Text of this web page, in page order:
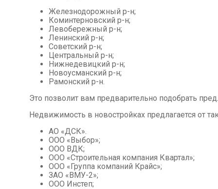
Железнодорожный р-н;
Коминтерновский р-н;
Левобережный р-н;
Ленинский р-н;
Советский р-н;
Центральный р-н;
Нижнедевицкий р-н;
Новоусманский р-н;
Рамонский р-н.
Это позволит вам предварительно подобрать
Недвижимость в новостройках предлагается от
АО «ДСК».
ООО «Выбор»;
ООО ВДК;
ООО «Строительная компания Квартал»;
ООО «Группа компаний Крайс»;
ЗАО «ВМУ-2»;
ООО Инстеп;